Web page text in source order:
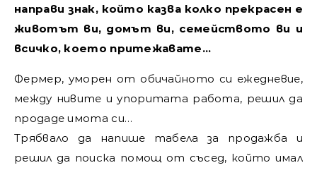
направи знак, който казва колко прекрасен е
животът ви, домът ви, семейството ви и
всичко, което притежавате…
Фермер, уморен от обичайното си ежедневие,
между нивите и упоритата работа, решил да
продаде имота си…
Трябвало да напише табела за продажба и
решил да поиска помощ от съсед, който имал